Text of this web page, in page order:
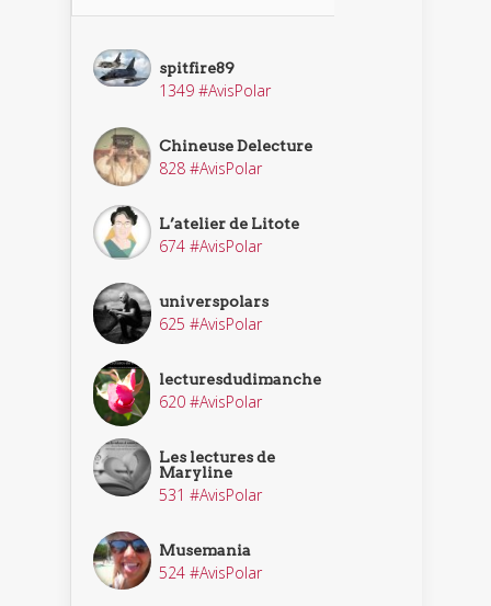
spitfire89
1349 #AvisPolar
Chineuse Delecture
828 #AvisPolar
L’atelier de Litote
674 #AvisPolar
universpolars
625 #AvisPolar
lecturesdudimanche
620 #AvisPolar
Les lectures de
Maryline
531 #AvisPolar
Musemania
524 #AvisPolar